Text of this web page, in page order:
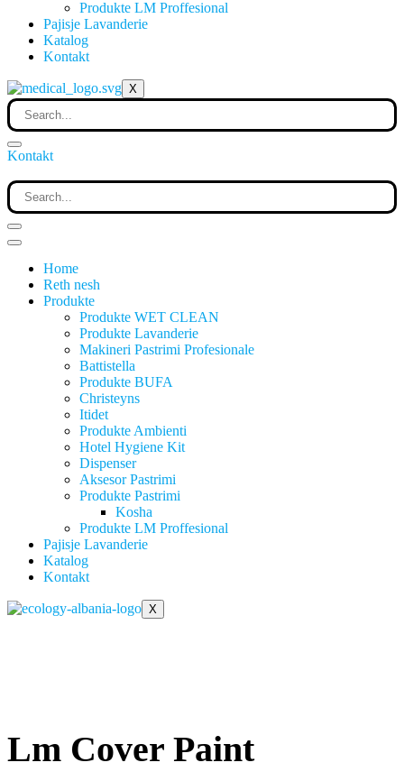
Produkte LM Proffesional
Pajisje Lavanderie
Katalog
Kontakt
X
Kontakt
Home
Reth nesh
Produkte
Produkte WET CLEAN
Produkte Lavanderie
Makineri Pastrimi Profesionale
Battistella
Produkte BUFA
Christeyns
Itidet
Produkte Ambienti
Hotel Hygiene Kit
Dispenser
Aksesor Pastrimi
Produkte Pastrimi
Kosha
Produkte LM Proffesional
Pajisje Lavanderie
Katalog
Kontakt
X
Lm Cover Paint